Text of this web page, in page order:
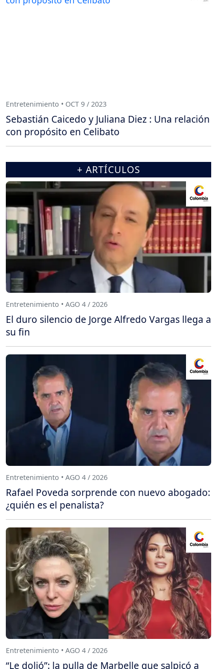
Entretenimiento • OCT 9 / 2023
Sebastián Caicedo y Juliana Diez : Una relación
con propósito en Celibato
+ ARTÍCULOS
Entretenimiento • AGO 4 / 2026
El duro silencio de Jorge Alfredo Vargas llega a
su fin
Entretenimiento • AGO 4 / 2026
Rafael Poveda sorprende con nuevo abogado:
¿quién es el penalista?
Entretenimiento • AGO 4 / 2026
“Le dolió”: la pulla de Marbelle que salpicó a